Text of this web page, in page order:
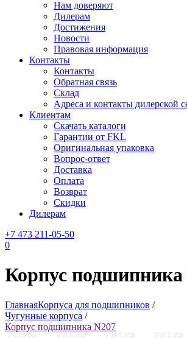
Нам доверяют
Дилерам
Достижения
Новости
Правовая информация
Контакты
Контакты
Обратная связь
Склад
Адреса и контакты дилерской
Клиентам
Скачать каталоги
Гарантии от FKL
Оригинальная упаковка
Вопрос-ответ
Доставка
Оплата
Возврат
Скидки
Дилерам
+7 473 211-05-50
0
Корпус подшипника
ГлавнаяКорпуса для подшипников /
Чугунные корпуса /
Корпус подшипника N207